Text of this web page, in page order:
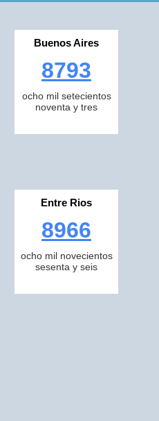
Buenos Aires
8793
ocho mil setecientos
noventa y tres
Entre Rios
8966
ocho mil novecientos
sesenta y seis